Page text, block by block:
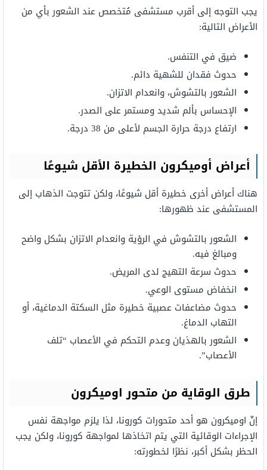
يجب التوجه إلى أقرب مستشفى مُتخصص عند الشعور بأي من
الأعراض التالية:
ضيق في التنفس.
حدوث فقدان للشهية دائم.
الشعور بالتشوش، وانعدام الاتزان.
الإحساس بألم شديد ومستمر على الصدر.
ارتفاع درجة حرارة الجسم لأعلى من 38 درجة.
أعراض أوميكرون الخطيرة الأقل شيوعًا
هناك أعراض أخرى خطيرة أقل شيوعًا، ولكن تتوجت الذهاب إلى
المستشفى عند ظهورها:
الشعور بالتشوش في الرؤية وانعدام الاتزان بشكل واضح
ومبالغ فيه.
حدوث سرعة التهيج لدى المريض.
انخفاض مستوى الوعي.
حدوث مضاعفات عصبية خطيرة مثل السكتة الدماغية، أو
التهاب الدماغ.
الشعور بالهذيان وعدم التحكم في الأعصاب “تلف
الأعصاب”.
طرق الوقاية من متحور اوميكرون
إنّ اوميكرون هو أحد متحورات كورونا، لذا يلزم مواجهة نفس
الإجراءات الوقائية التي يتم اتخاذها لمواجهة كورونا، ولكن يجب
الحظر بشكل أكبر، نظرًا لخطورته: